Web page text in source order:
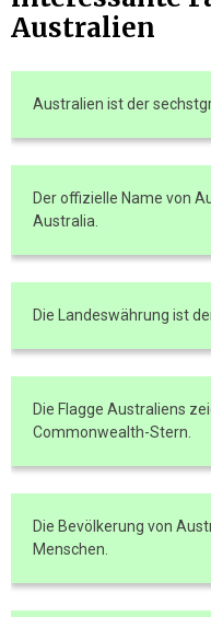
Australien
Australien ist der
Der offizielle Name von
Australia.
Die Landeswährung ist
Die Flagge Australiens
Commonwealth-Stern.
Die Bevölkerung von
Menschen.